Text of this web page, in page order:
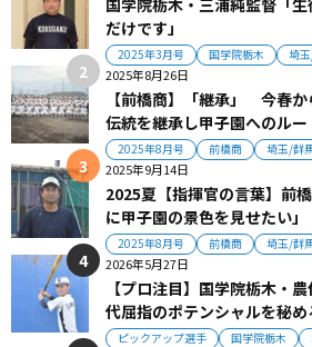
だけです」
2025年3月号 国学院栃木 埼
2025年8月26日
【前橋商】「継承」 今春か
伝統を継承し甲子園へのルー
2025年8月号 前橋商 埼玉/群
2025年9月14日
2025夏【指揮官の言葉】前
に甲子園の景色を見せたい」
2025年8月号 前橋商 埼玉/群
2026年5月27日
【プロ注目】国学院栃木・
代屈指のポテンシャルを秘
ピックアップ選手 国学院栃木